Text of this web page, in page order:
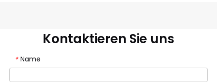
Kontaktieren Sie uns
* Name